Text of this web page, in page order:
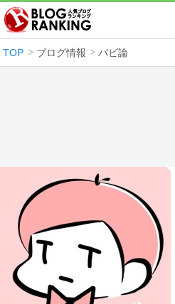
TOP ブログ情報 バビ論